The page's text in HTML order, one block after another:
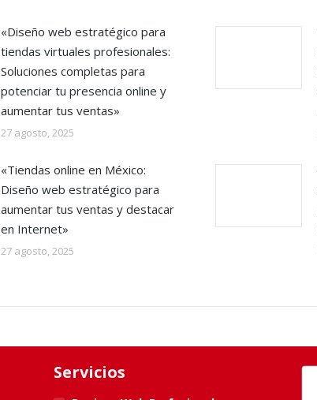
«Diseño web estratégico para
tiendas virtuales profesionales:
Soluciones completas para
potenciar tu presencia online y
aumentar tus ventas»
27 agosto, 2025
«Tiendas online en México:
Diseño web estratégico para
aumentar tus ventas y destacar
en Internet»
27 agosto, 2025
Servicios